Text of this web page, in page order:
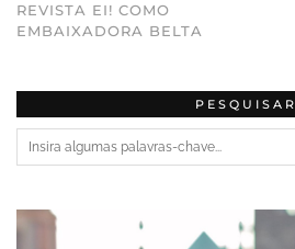
REVISTA EI! COMO
EMBAIXADORA BELTA
PESQUISAR